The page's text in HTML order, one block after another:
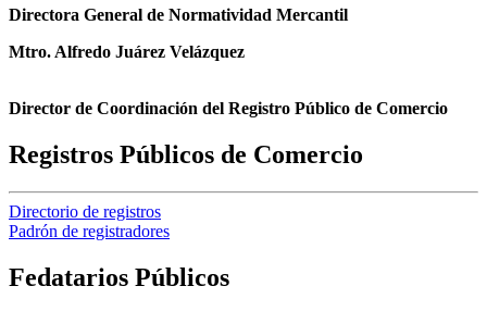
Directora General de Normatividad Mercantil
Mtro. Alfredo Juárez Velázquez
Director de Coordinación del Registro Público de Comercio
Registros Públicos de Comercio
Directorio de registros
Padrón de registradores
Fedatarios Públicos